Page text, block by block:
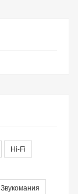
Hi-Fi
Звукомания